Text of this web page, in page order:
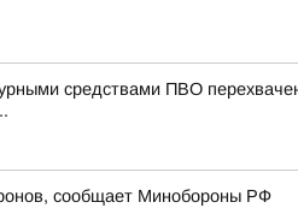
средствами ПВО
сообщает Минобороны РФ